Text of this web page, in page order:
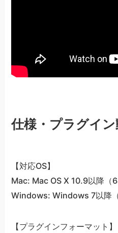
仕様・プラグイ
【対応OS】
Mac: Mac OS X 10.9以降（
Windows: Windows 7以降
【プラグインフォーマット】